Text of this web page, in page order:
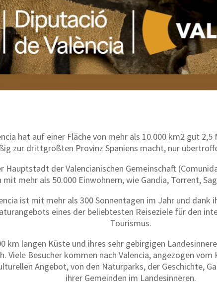
hat auf einer Fläche von mehr als 10.000 km2 gut
zur drittgrößten Provinz Spaniens macht, nur
Hauptstadt der Valencianischen Gemeinschaft
mit mehr als 50.000 Einwohnern, wie Gandia, Torrent,
ist mit mehr als 300 Sonnentagen im Jahr und dank
eines der beliebtesten Reiseziele für den
Tourismus.
km langen Küste und ihres sehr gebirgigen
Viele Besucher kommen nach Valencia, angezogen vom
Angebot, von den Naturparks, der Geschichte,
ihrer Gemeinden im Landesinneren.